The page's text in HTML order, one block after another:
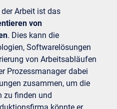
Arbeit ist das
von
. Dies kann die
Softwarelösungen
von Arbeitsabläufen
Prozessmanager dabei
zusammen, um die
zu finden und
könnte er